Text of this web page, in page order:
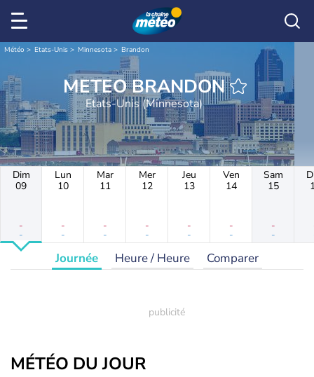
Météo Etats-Unis Minnesota Brandon
METEO BRANDON
Etats-Unis (Minnesota)
Dim
09
-
-
Lun
10
-
-
Mar
11
-
-
Mer
12
-
-
Jeu
13
-
-
Ven
14
-
-
Sam
15
-
-
Journée Heure / Heure Comparer
MÉTÉO DU JOUR